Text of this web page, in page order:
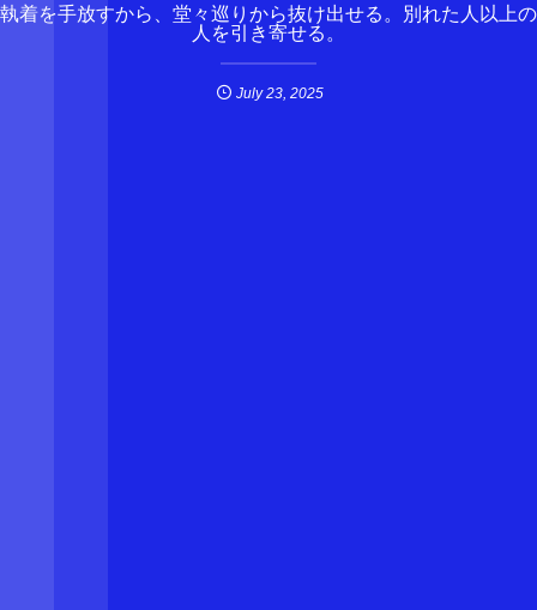
執着を手放すから、堂々巡りから抜け出せる。別れた人以上の
人を引き寄せる。
July 23 ,2025